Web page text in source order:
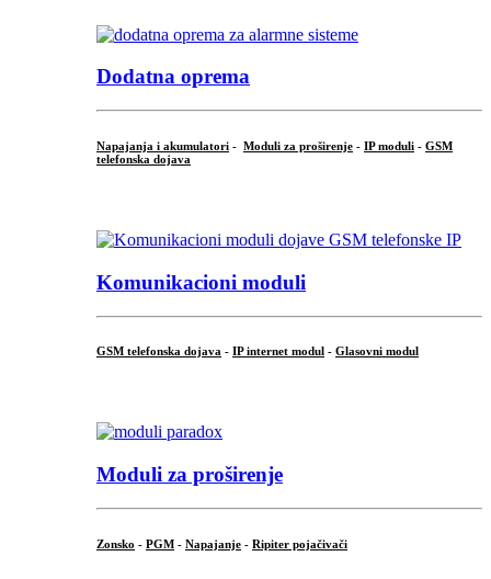
Dodatna oprema
Napajanja i akumulatori - Moduli za proširenje - IP moduli - GSM
telefonska dojava
Komunikacioni moduli
GSM telefonska dojava - IP internet modul - Glasovni modul
Moduli za proširenje
Zonsko - PGM - Napajanje - Ripiter pojačivači